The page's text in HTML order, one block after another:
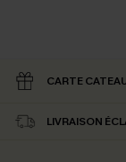
CARTE
LIVRAISON